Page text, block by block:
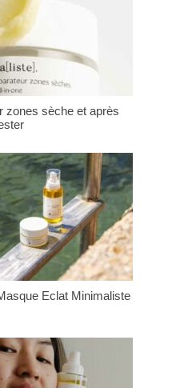
zones sèche et après
Eclat Minimaliste